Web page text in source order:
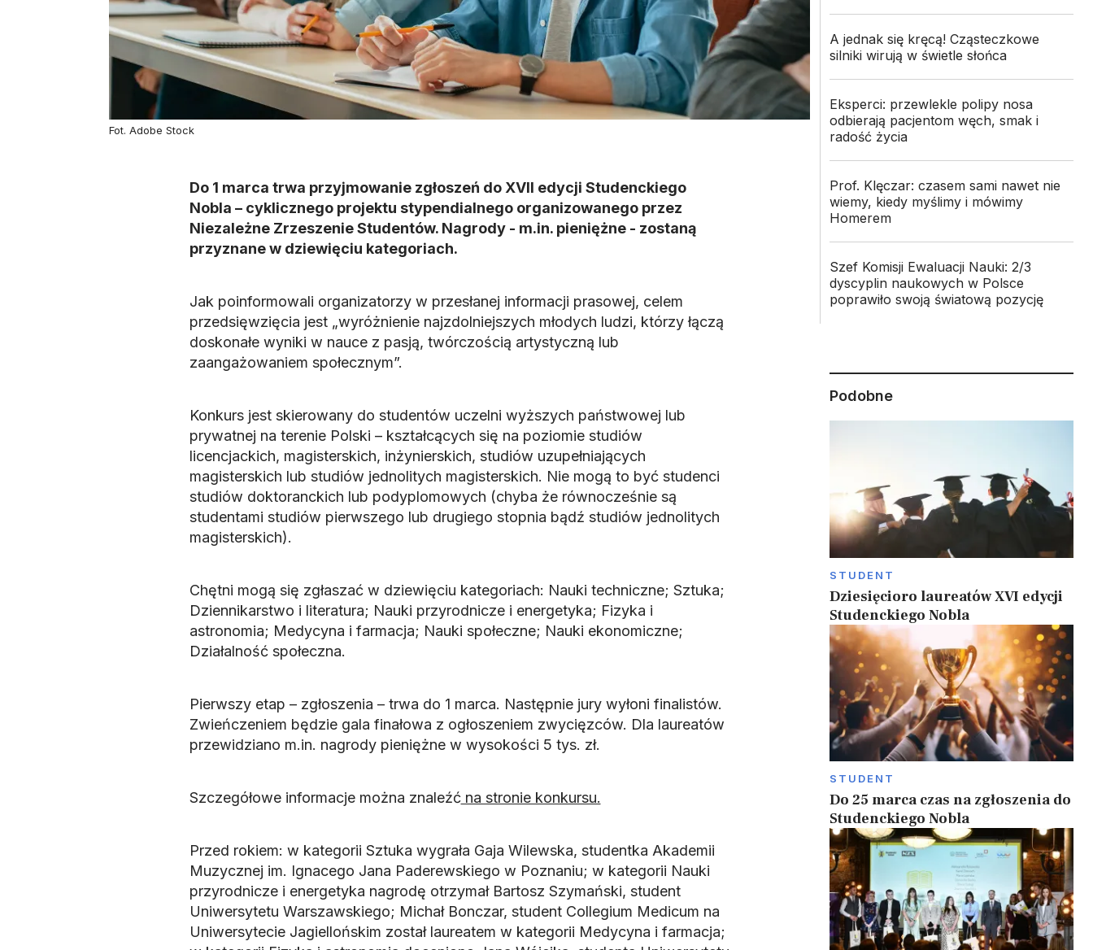
Fot. Adobe Stock
Do 1 marca trwa przyjmowanie zgłoszeń do XVII edycji Studenckiego
Nobla – cyklicznego projektu stypendialnego organizowanego przez
Niezależne Zrzeszenie Studentów. Nagrody - m.in. pieniężne - zostaną
przyznane w dziewięciu kategoriach.
Jak poinformowali organizatorzy w przesłanej informacji prasowej, celem
przedsięwzięcia jest „wyróżnienie najzdolniejszych młodych ludzi, którzy łączą
doskonałe wyniki w nauce z pasją, twórczością artystyczną lub
zaangażowaniem społecznym”.
Konkurs jest skierowany do studentów uczelni wyższych państwowej lub
prywatnej na terenie Polski – kształcących się na poziomie studiów
licencjackich, magisterskich, inżynierskich, studiów uzupełniających
magisterskich lub studiów jednolitych magisterskich. Nie mogą to być studenci
studiów doktoranckich lub podyplomowych (chyba że równocześnie są
studentami studiów pierwszego lub drugiego stopnia bądź studiów jednolitych
magisterskich).
Chętni mogą się zgłaszać w dziewięciu kategoriach: Nauki techniczne; Sztuka;
Dziennikarstwo i literatura; Nauki przyrodnicze i energetyka; Fizyka i
astronomia; Medycyna i farmacja; Nauki społeczne; Nauki ekonomiczne;
Działalność społeczna.
Pierwszy etap – zgłoszenia – trwa do 1 marca. Następnie jury wyłoni finalistów.
Zwieńczeniem będzie gala finałowa z ogłoszeniem zwycięzców. Dla laureatów
przewidziano m.in. nagrody pieniężne w wysokości 5 tys. zł.
Szczegółowe informacje można znaleźćna stronie konkursu.
Przed rokiem: w kategorii Sztuka wygrała Gaja Wilewska, studentka Akademii
Muzycznej im. Ignacego Jana Paderewskiego w Poznaniu; w kategorii Nauki
przyrodnicze i energetyka nagrodę otrzymał Bartosz Szymański, student
Uniwersytetu Warszawskiego; Michał Bonczar, student Collegium Medicum na
Uniwersytecie Jagiellońskim został laureatem w kategorii Medycyna i farmacja;
A jednak się kręcą! Cząsteczkowe
silniki wirują w świetle słońca
Eksperci: przewlekle polipy nosa
odbierają pacjentom węch, smak i
radość życia
Prof. Klęczar: czasem sami nawet nie
wiemy, kiedy myślimy i mówimy
Homerem
Szef Komisji Ewaluacji Nauki: 2/3
dyscyplin naukowych w Polsce
poprawiło swoją światową pozycję
Podobne
STUDENT
Dziesięcioro laureatów XVI edycji
Studenckiego Nobla
STUDENT
Do 25 marca czas na zgłoszenia do
Studenckiego Nobla